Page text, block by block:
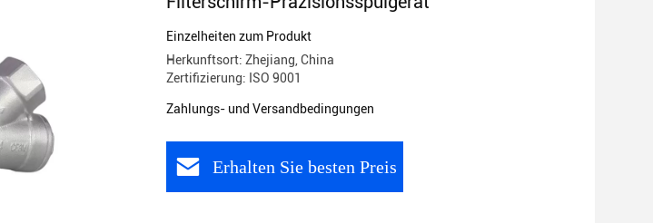
Einzelheiten zum Produkt
Herkunftsort: Zhejiang, China
Zertifizierung: ISO 9001
Zahlungs- und Versandbedingungen
Erhalten Sie besten Preis